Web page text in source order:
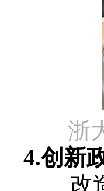
浙
4.创新
改造